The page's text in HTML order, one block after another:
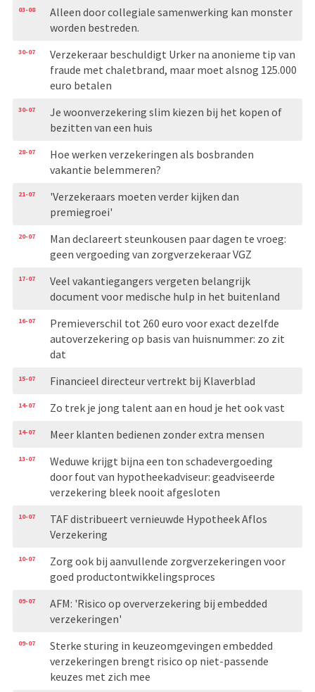
03-08
Alleen door collegiale samenwerking kan monster
worden bestreden.
30-07
Verzekeraar beschuldigt Urker na anonieme tip van
fraude met chaletbrand, maar moet alsnog 125.000
euro betalen
30-07
Je woonverzekering slim kiezen bij het kopen of
bezitten van een huis
28-07
Hoe werken verzekeringen als bosbranden
vakantie belemmeren?
21-07
'Verzekeraars moeten verder kijken dan
premiegroei'
20-07
Man declareert steunkousen paar dagen te vroeg:
geen vergoeding van zorgverzekeraar VGZ
17-07
Veel vakantiegangers vergeten belangrijk
document voor medische hulp in het buitenland
16-07
Premieverschil tot 260 euro voor exact dezelfde
autoverzekering op basis van huisnummer: zo zit
dat
15-07 Financieel directeur vertrekt bij Klaverblad
14-07 Zo trek je jong talent aan en houd je het ook vast
14-07 Meer klanten bedienen zonder extra mensen
13-07
Weduwe krijgt bijna een ton schadevergoeding
door fout van hypotheekadviseur: geadviseerde
verzekering bleek nooit afgesloten
10-07
TAF distribueert vernieuwde Hypotheek Aflos
Verzekering
10-07
Zorg ook bij aanvullende zorgverzekeringen voor
goed productontwikkelingsproces
09-07
AFM: 'Risico op oververzekering bij embedded
verzekeringen'
09-07
Sterke sturing in keuzeomgevingen embedded
verzekeringen brengt risico op niet-passende
keuzes met zich mee